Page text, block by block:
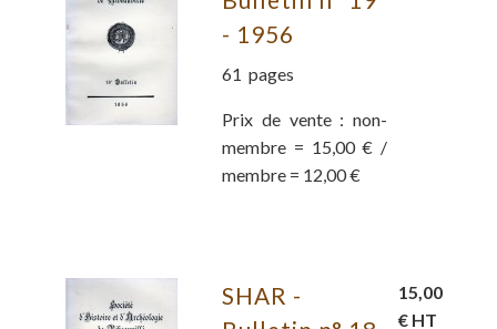
- 1956
61 pages
Prix de vente : non-
membre = 15,00 € /
membre = 12,00 €
SHAR -
15,00
€ HT